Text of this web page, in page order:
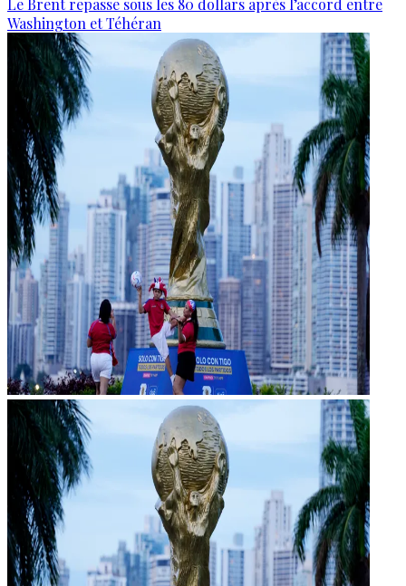
Le Brent repasse sous les 80 dollars après l’accord entre
Washington et Téhéran